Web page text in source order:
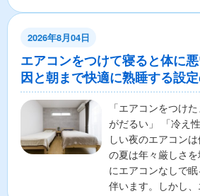
2026年8月04日
エアコンをつけて寝ると体に
因と朝まで快適に熟睡する設
「エアコンをつけ
がだるい」 「冷え
しい夜のエアコン
の夏は年々厳しさ
にエアコンなしで
伴います。しかし